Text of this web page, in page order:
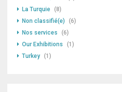
La Turquie (8)
Non classifié(e)
(6)
Nos services
(6)
Our Exhibitions
(1)
Turkey (1)